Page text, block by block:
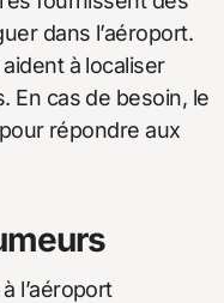
dans l’aéroport.
à localiser
En cas de besoin, le
répondre aux
l’aéroport